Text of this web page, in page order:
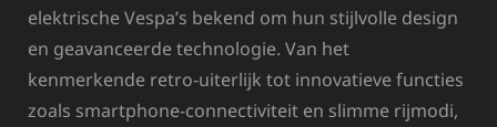
elektrische Vespa’s bekend om hun stijlvolle design
en geavanceerde technologie. Van het
kenmerkende retro-uiterlijk tot innovatieve functies
zoals smartphone-connectiviteit en slimme rijmodi,